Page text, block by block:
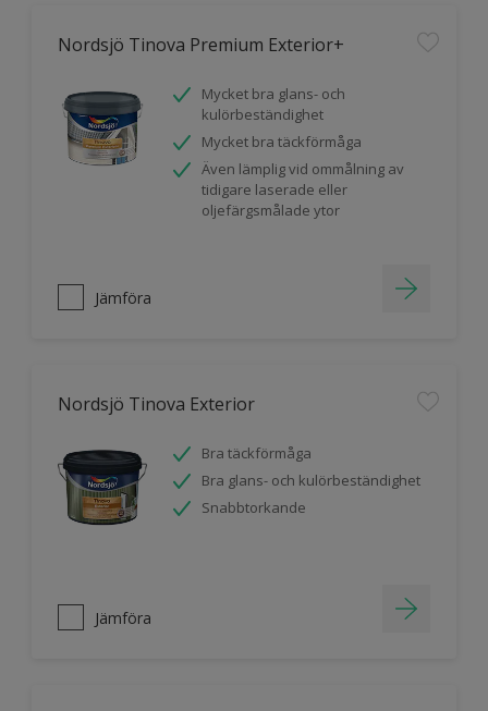
Nordsjö Tinova Premium Exterior+
Mycket bra glans- och
kulörbeständighet
Mycket bra täckförmåga
Även lämplig vid ommålning av
tidigare laserade eller
oljefärgsmålade ytor
Jämföra
Nordsjö Tinova Exterior
Bra täckförmåga
Bra glans- och kulörbeständighet
Snabbtorkande
Jämföra